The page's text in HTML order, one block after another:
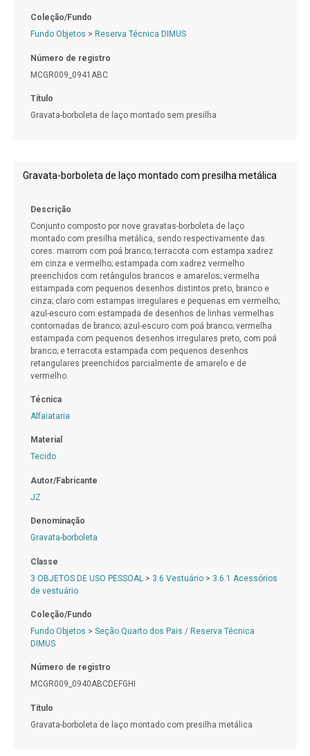
Coleção/Fundo
Fundo Objetos > Reserva Técnica DIMUS
Número de registro
MCGR009_0941ABC
Título
Gravata-borboleta de laço montado sem presilha
Gravata-borboleta de laço montado com presilha metálica
Descrição
Conjunto composto por nove gravatas-borboleta de laço
montado com presilha metálica, sendo respectivamente das
cores: marrom com poá branco; terracota com estampa xadrez
em cinza e vermelho; estampada com xadrez vermelho
preenchidos com retângulos brancos e amarelos; vermelha
estampada com pequenos desenhos distintos preto, branco e
cinza; claro com estampas irregulares e pequenas em vermelho;
azul-escuro com estampada de desenhos de linhas vermelhas
contornadas de branco; azul-escuro com poá branco; vermelha
estampada com pequenos desenhos irregulares preto, com poá
branco; e terracota estampada com pequenos desenhos
retangulares preenchidos parcialmente de amarelo e de
vermelho.
Técnica
Alfaiataria
Material
Tecido
Autor/Fabricante
JZ
Denominação
Gravata-borboleta
Classe
3 OBJETOS DE USO PESSOAL > 3.6 Vestuário> 3.6.1 Acessórios
de vestuário
Coleção/Fundo
Fundo Objetos > Seção Quarto dos Pais / Reserva Técnica
DIMUS
Número de registro
MCGR009_0940ABCDEFGHI
Título
Gravata-borboleta de laço montado com presilha metálica